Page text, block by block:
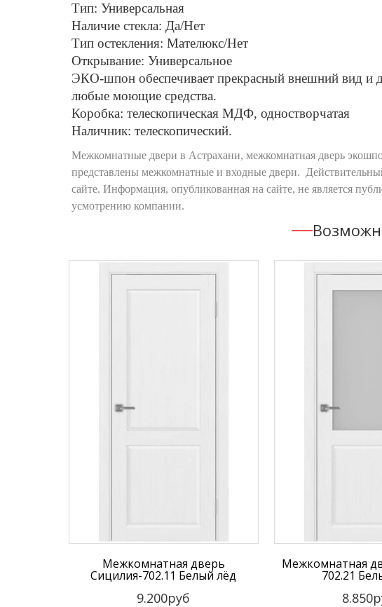
Тип: Универсальная
Наличие стекла: Да/Нет
Тип остекления: Мателюкс/Нет
Открывание: Универсальное
ЭКО-шпон обеспечивает прекрасный внешний вид и
любые моющие средства.
Коробка: телескопическая МДФ, одностворчатая
Наличник: телескопический.
Межкомнатные двери в Астрахани, межкомнатная дверь
представлены межкомнатные и входные двери.
сайте. Информация, опубликованная на сайте, не является
усмотрению компании.
Межкомнатная дверь
Сицилия-702.11 Белый лёд
9.200руб
Межкомнатная
702.21